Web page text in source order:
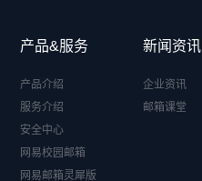
产品&服务
产品介绍
服务介绍
安全中心
网易校园邮箱
网易邮箱灵犀版
新闻资讯
企业资讯
邮箱课堂